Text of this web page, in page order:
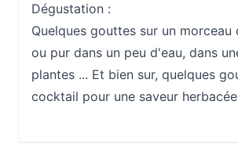
Dégustation :
Quelques gouttes sur un morceau
ou pur dans un peu d'eau, dans
plantes ... Et bien sur, quelques
cocktail pour une saveur